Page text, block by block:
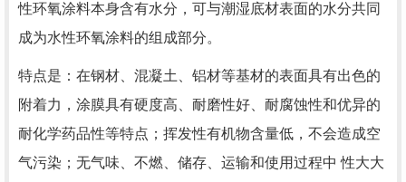
性环氧涂料本身含有水分，可与潮湿底材表面的水分共同
成为水性环氧涂料的组成部分。
特点是：在钢材、混凝土、铝材等基材的表面具有出色的
附着力，涂膜具有硬度高、耐磨性好、耐腐蚀性和优异的
耐化学药品性等特点；挥发性有机物含量低，不会造成空
气污染；无气味、不燃、储存、运输和使用过程中 性大大